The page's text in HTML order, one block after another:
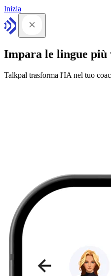
Inizia
Impara le lingue più
Talkpal trasforma l'IA nel tuo